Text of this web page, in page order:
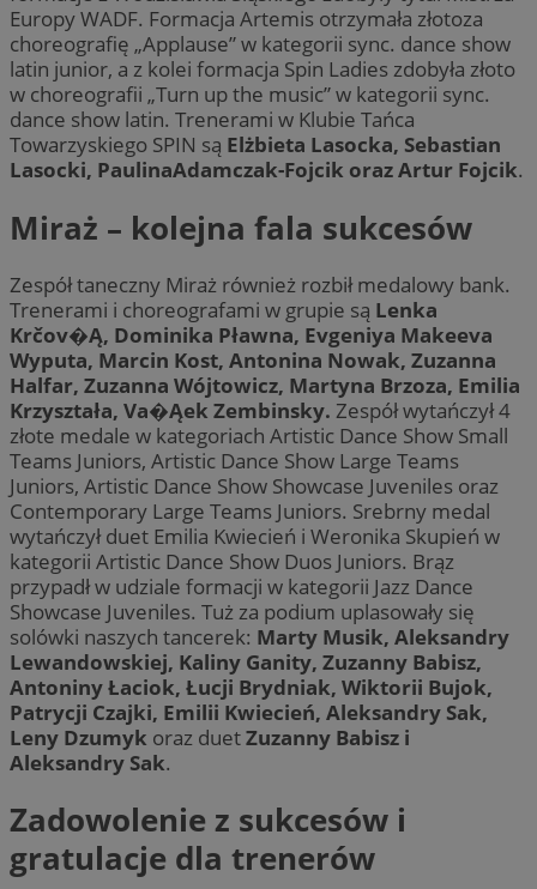
Europy WADF. Formacja Artemis otrzymała złotoza
choreografię „Applause” w kategorii sync. dance show
latin junior, a z kolei formacja Spin Ladies zdobyła złoto
w choreografii „Turn up the music” w kategorii sync.
dance show latin. Trenerami w Klubie Tańca
Towarzyskiego SPIN są Elżbieta Lasocka, Sebastian
Lasocki, PaulinaAdamczak-Fojcik oraz Artur Fojcik.
Miraż – kolejna fala sukcesów
Zespół taneczny Miraż również rozbił medalowy bank.
Trenerami i choreografami w grupie są Lenka
Krčov�Ą, Dominika Pławna, Evgeniya Makeeva
Wyputa, Marcin Kost, Antonina Nowak, Zuzanna
Halfar, Zuzanna Wójtowicz, Martyna Brzoza, Emilia
Krzyształa, Va�Ąek Zembinsky. Zespół wytańczył 4
złote medale w kategoriach Artistic Dance Show Small
Teams Juniors, Artistic Dance Show Large Teams
Juniors, Artistic Dance Show Showcase Juveniles oraz
Contemporary Large Teams Juniors. Srebrny medal
wytańczył duet Emilia Kwiecień i Weronika Skupień w
kategorii Artistic Dance Show Duos Juniors. Brąz
przypadł w udziale formacji w kategorii Jazz Dance
Showcase Juveniles. Tuż za podium uplasowały się
solówki naszych tancerek: Marty Musik, Aleksandry
Lewandowskiej, Kaliny Ganity, Zuzanny Babisz,
Antoniny Łaciok, Łucji Brydniak, Wiktorii Bujok,
Patrycji Czajki, Emilii Kwiecień, Aleksandry Sak,
Leny Dzumyk oraz duetZuzanny Babisz i
Aleksandry Sak.
Zadowolenie z sukcesów i
gratulacje dla trenerów